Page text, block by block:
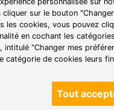
sur le bouton
les cookies, vous pouvez
en cochant les
"Changer mes
catégorie de cookies leurs
Tout
Obtenir le plan